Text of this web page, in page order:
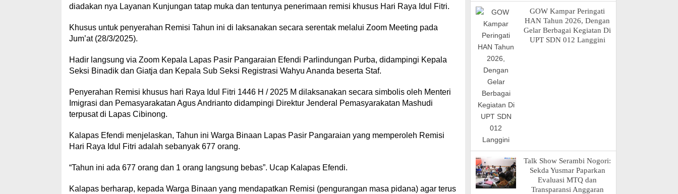
diadakan nya Layanan Kunjungan tatap muka dan tentunya penerimaan remisi khusus Hari Raya Idul Fitri.
Khusus untuk penyerahan Remisi Tahun ini di laksanakan secara serentak melalui Zoom Meeting pada
Jum’at (28/3/2025).
Hadir langsung via Zoom Kepala Lapas Pasir Pangaraian Efendi Parlindungan Purba, didampingi Kepala
Seksi Binadik dan Giatja dan Kepala Sub Seksi Registrasi Wahyu Ananda beserta Staf.
Penyerahan Remisi khusus hari Raya Idul Fitri 1446 H / 2025 M dilaksanakan secara simbolis oleh Menteri
Imigrasi dan Pemasyarakatan Agus Andrianto didampingi Direktur Jenderal Pemasyarakatan Mashudi
terpusat di Lapas Cibinong.
Kalapas Efendi menjelaskan, Tahun ini Warga Binaan Lapas Pasir Pangaraian yang memperoleh Remisi
Hari Raya Idul Fitri adalah sebanyak 677 orang.
“Tahun ini ada 677 orang dan 1 orang langsung bebas”. Ucap Kalapas Efendi.
Kalapas berharap, kepada Warga Binaan yang mendapatkan Remisi (pengurangan masa pidana) agar terus
GOW Kampar Peringati
HAN Tahun 2026, Dengan
Gelar Berbagai Kegiatan Di
UPT SDN 012 Langgini
Talk Show Serambi Nogori:
Sekda Yusmar Paparkan
Evaluasi MTQ dan
Transparansi Anggaran